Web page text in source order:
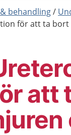
behandling
för att ta
att